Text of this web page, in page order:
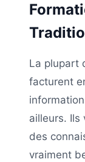
La plupart
facturent
ailleurs. Ils
des
vraiment